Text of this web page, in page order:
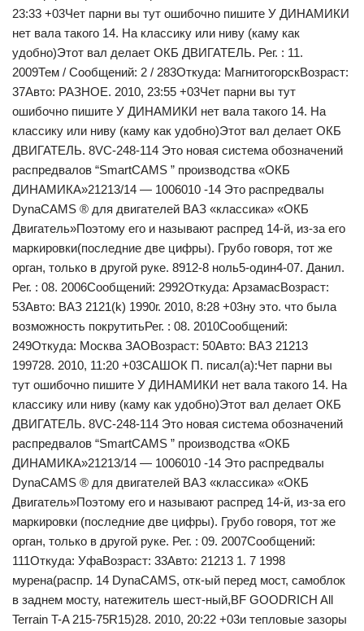
23:33 +03Чет парни вы тут ошибочно пишите У ДИНАМИКИ
нет вала такого 14. На классику или ниву (каму как
удобно)Этот вал делает ОКБ ДВИГАТЕЛЬ. Рег. : 11.
2009Тем / Сообщений: 2 / 283Откуда: МагнитогорскВозраст:
37Авто: РАЗНОЕ. 2010, 23:55 +03Чет парни вы тут
ошибочно пишите У ДИНАМИКИ нет вала такого 14. На
классику или ниву (каму как удобно)Этот вал делает ОКБ
ДВИГАТЕЛЬ. 8VC-248-114 Это новая система обозначений
распредвалов “SmartCAMS ” производства «ОКБ
ДИНАМИКА»21213/14 — 1006010 -14 Это распредвалы
DynaCAMS ® для двигателей ВАЗ «классика» «ОКБ
Двигатель»Поэтому его и называют распред 14-й, из-за его
маркировки(последние две цифры). Грубо говоря, тот же
орган, только в другой руке. 8912-8 ноль5-один4-07. Данил.
Рег. : 08. 2006Сообщений: 2992Откуда: АрзамасВозраст:
53Авто: ВАЗ 2121(k) 1990г. 2010, 8:28 +03ну это. что была
возможность покрутитьРег. : 08. 2010Сообщений:
249Откуда: Моcква ЗАОВозраст: 50Авто: ВАЗ 21213
199728. 2010, 11:20 +03САШОК П. писал(а):Чет парни вы
тут ошибочно пишите У ДИНАМИКИ нет вала такого 14. На
классику или ниву (каму как удобно)Этот вал делает ОКБ
ДВИГАТЕЛЬ. 8VC-248-114 Это новая система обозначений
распредвалов “SmartCAMS ” производства «ОКБ
ДИНАМИКА»21213/14 — 1006010 -14 Это распредвалы
DynaCAMS ® для двигателей ВАЗ «классика» «ОКБ
Двигатель»Поэтому его и называют распред 14-й, из-за его
маркировки (последние две цифры). Грубо говоря, тот же
орган, только в другой руке. Рег. : 09. 2007Сообщений:
111Откуда: УфаВозраст: 33Авто: 21213 1. 7 1998
мурена(распр. 14 DynaCAMS, отк-ый перед мост, самоблок
в заднем мосту, натежитель шест-ный,BF GOODRICH All
Terrain T-A 215-75R15)28. 2010, 20:22 +03и тепловые зазоры